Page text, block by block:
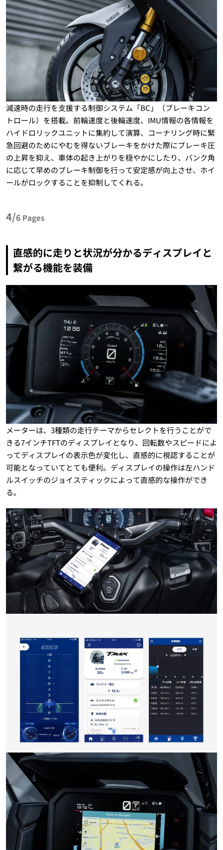
減速時の走行を支援する制御システム「BC」（ブレーキコン
トロール）を搭載。前輪速度と後輪速度、IMU情報の各情報を
ハイドロリックユニットに集約して演算、コーナリング時に緊
急回避のためにやむを得ないブレーキをかけた際にブレーキ圧
の上昇を抑え、車体の起き上がりを穏やかにしたり、バンク角
に応じて早めのブレーキ制御を行って安定感が向上させ、ホイ
ールがロックすることを抑制してくれる。
4/6 Pages
直感的に走りと状況が分かるディスプレイと
繋がる機能を装備
メーターは、3種類の走行テーマからセレクトを行うことがで
きる7インチTFTのディスプレイとなり、回転数やスピードによ
ってディスプレイの表示色が変化し、直感的に視認することが
可能となっていてとても便利。ディスプレイの操作は左ハンド
ルスイッチのジョイスティックによって直感的な操作ができ
る。